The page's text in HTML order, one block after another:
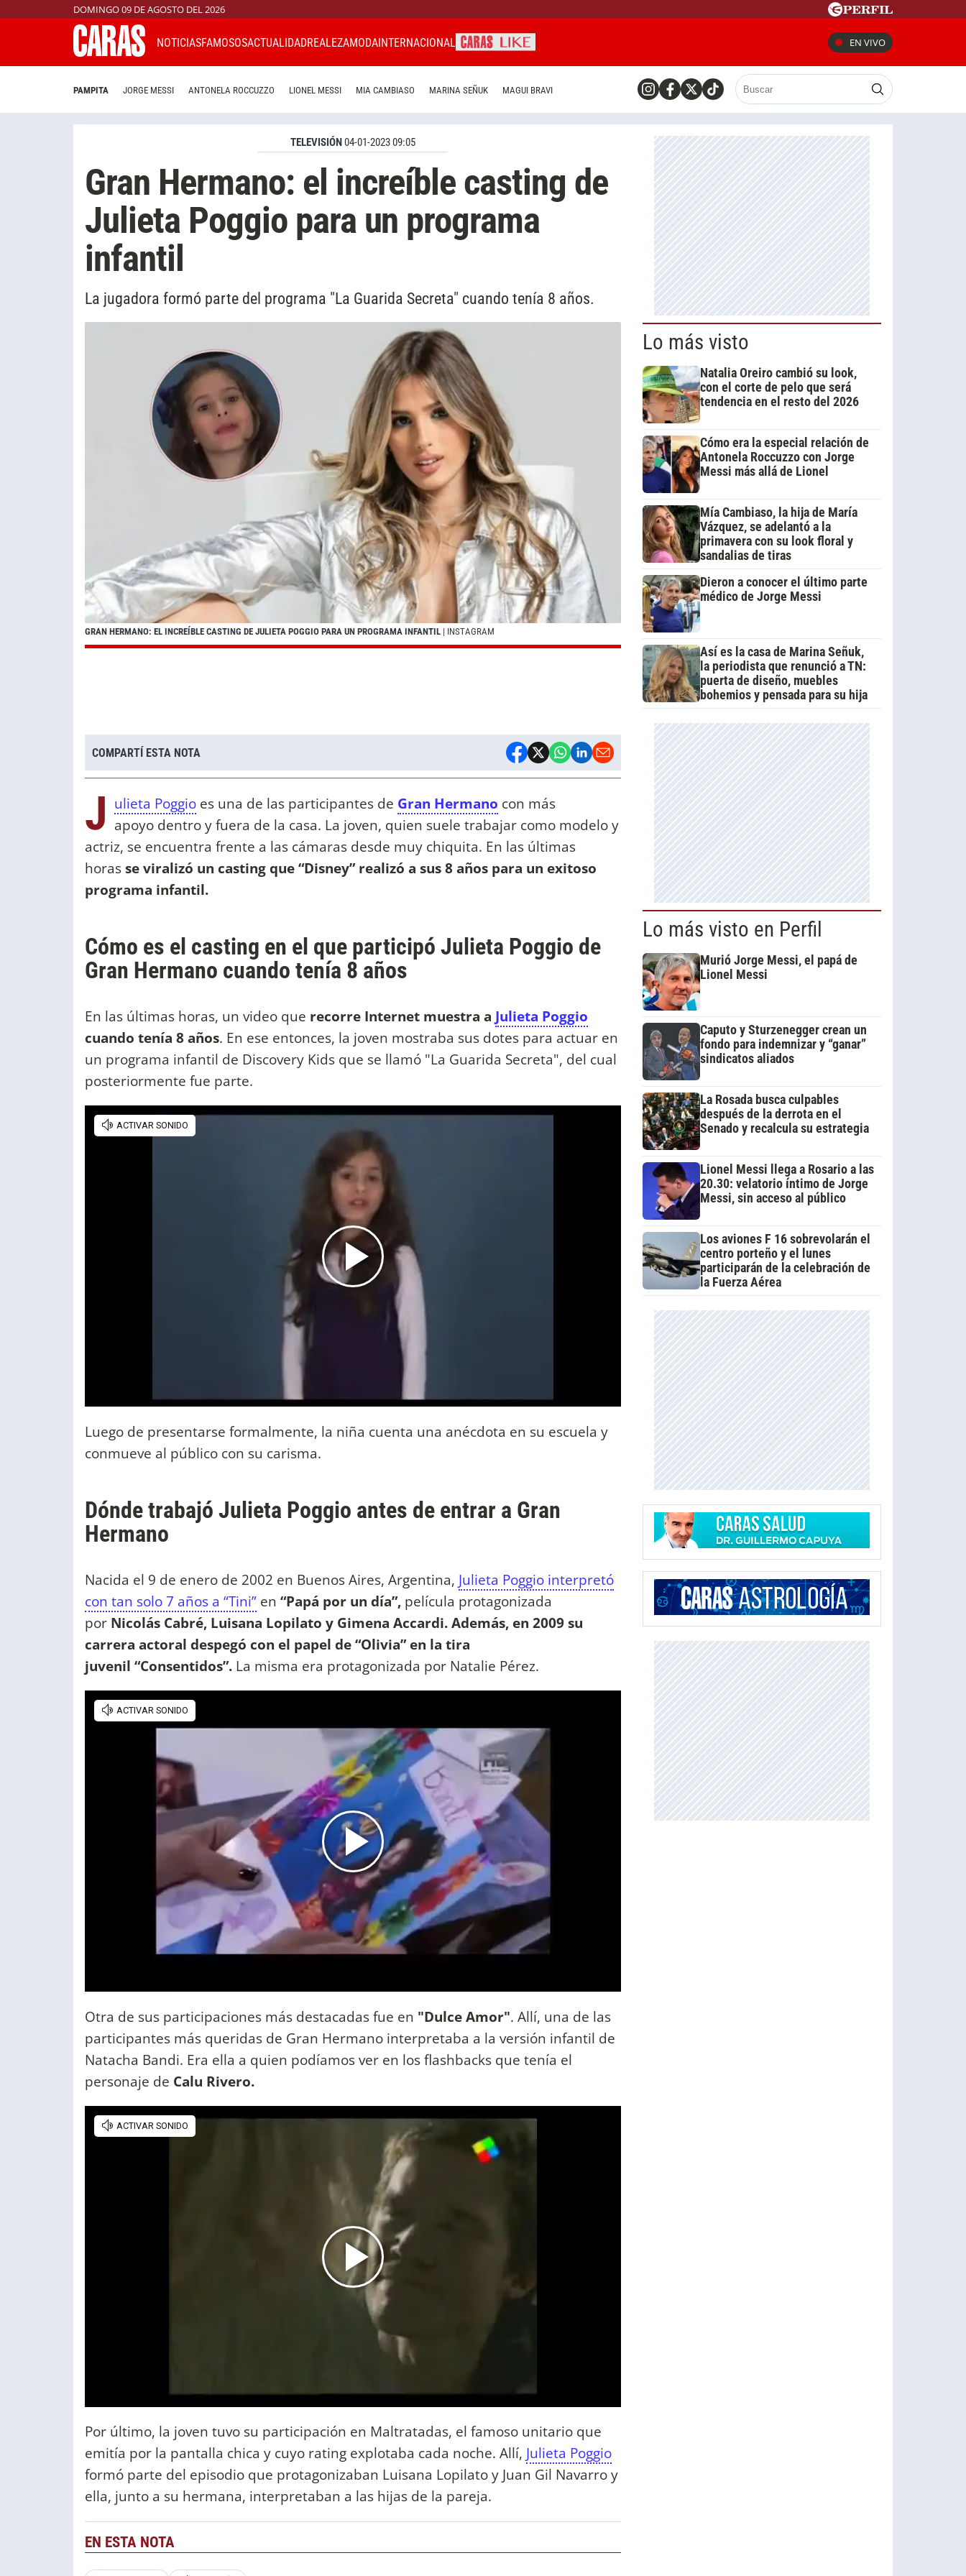
DOMINGO 09 DE AGOSTO DEL 2026
NOTICIASFAMOSOSACTUALIDADREALEZAMODAINTERNACIONAL EN VIVO
PAMPITA JORGE MESSI ANTONELA ROCCUZZO LIONEL MESSI MIA CAMBIASO MARINA SEÑUK MAGUI BRAVI
TELEVISIÓN04-01-2023 09:05
Gran Hermano: el increíble casting de
Julieta Poggio para un programa
infantil
La jugadora formó parte del programa "La Guarida Secreta" cuando tenía 8 años.
GRAN HERMANO: EL INCREÍBLE CASTING DE JULIETA POGGIO PARA UN PROGRAMA INFANTIL | INSTAGRAM
COMPARTÍ ESTA NOTA
J ulieta Poggio es una de las participantes de Gran Hermano con más
apoyo dentro y fuera de la casa. La joven, quien suele trabajar como modelo y
actriz, se encuentra frente a las cámaras desde muy chiquita. En las últimas
horasse viralizó un casting que “Disney” realizó a sus 8 años para un exitoso
programa infantil.
Cómo es el casting en el que participó Julieta Poggio de
Gran Hermano cuando tenía 8 años
En las últimas horas, un video que recorre Internet muestra a Julieta Poggio
cuando tenía 8 años. En ese entonces, la joven mostraba sus dotes para actuar en
un programa infantil de Discovery Kids que se llamó "La Guarida Secreta", del cual
posteriormente fue parte.
Luego de presentarse formalmente, la niña cuenta una anécdota en su escuela y
conmueve al público con su carisma.
Dónde trabajó Julieta Poggio antes de entrar a Gran
Hermano
Nacida el 9 de enero de 2002 en Buenos Aires, Argentina, Julieta Poggio interpretó
con tan solo 7 años a “Tini” en “Papá por un día”, película protagonizada
por Nicolás Cabré, Luisana Lopilato y Gimena Accardi. Además, en 2009 su
carrera actoral despegó con el papel de “Olivia” en la tira
juvenil “Consentidos”. La misma era protagonizada por Natalie Pérez.
Otra de sus participaciones más destacadas fue en "Dulce Amor". Allí, una de las
participantes más queridas de Gran Hermano interpretaba a la versión infantil de
Natacha Bandi. Era ella a quien podíamos ver en los flashbacks que tenía el
personaje de Calu Rivero.
Por último, la joven tuvo su participación en Maltratadas, el famoso unitario que
emitía por la pantalla chica y cuyo rating explotaba cada noche. Allí, Julieta Poggio
formó parte del episodio que protagonizaban Luisana Lopilato y Juan Gil Navarro y
ella, junto a su hermana, interpretaban a las hijas de la pareja.
EN ESTA NOTA
Lo más visto
Natalia Oreiro cambió su look,
con el corte de pelo que será
tendencia en el resto del 2026
Cómo era la especial relación de
Antonela Roccuzzo con Jorge
Messi más allá de Lionel
Mía Cambiaso, la hija de María
Vázquez, se adelantó a la
primavera con su look floral y
sandalias de tiras
Dieron a conocer el último parte
médico de Jorge Messi
Así es la casa de Marina Señuk,
la periodista que renunció a TN:
puerta de diseño, muebles
bohemios y pensada para su hija
Lo más visto en Perfil
Murió Jorge Messi, el papá de
Lionel Messi
Caputo y Sturzenegger crean un
fondo para indemnizar y “ganar”
sindicatos aliados
La Rosada busca culpables
después de la derrota en el
Senado y recalcula su estrategia
Lionel Messi llega a Rosario a las
20.30: velatorio íntimo de Jorge
Messi, sin acceso al público
Los aviones F 16 sobrevolarán el
centro porteño y el lunes
participarán de la celebración de
la Fuerza Aérea